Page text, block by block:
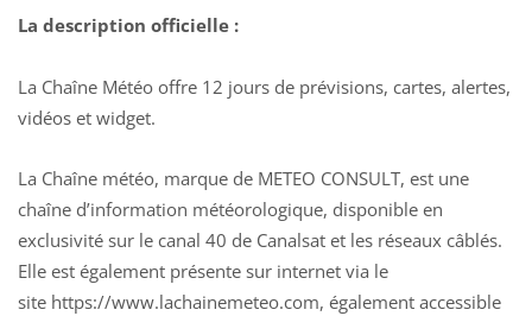
La description officielle :
La Chaîne Météo offre 12 jours de prévisions, cartes, alertes,
vidéos et widget.
La Chaîne météo, marque de METEO CONSULT, est une
chaîne d’information météorologique, disponible en
exclusivité sur le canal 40 de Canalsat et les réseaux câblés.
Elle est également présente sur internet via le
site https://www.lachainemeteo.com, également accessible